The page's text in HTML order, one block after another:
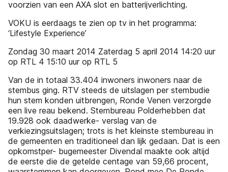
voorzien van een AXA slot en batterijverlichting.
VOKU is eerdaags te zien op tv in het programma:
‘Lifestyle Experience’
Zondag 30 maart 2014 Zaterdag 5 april 2014 14:20 uur
op RTL 4 15:10 uur op RTL 5
Van de in totaal 33.404 inwoners inwoners naar de
stembus ging. RTV steeds de uitslagen per stembudie
hun stem konden uitbrengen, Ronde Venen verzorgde
een live reau bekend. Stembureau Polderhebben dat
19.928 ook daadwerke- verslag van de
verkiezingsuitslagen; trots is het kleinste stembureau in
de gemeenten en traditioneel dan lijk gedaan. Dat is een
opkomstper- bugemeester Divendal maakte ook altijd
de eerste die de getelde centage van 59,66 procent,